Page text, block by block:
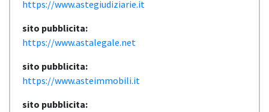
https://www.astegiudiziarie.it
sito pubblicita:
https://www.astalegale.net
sito pubblicita:
https://www.asteimmobili.it
sito pubblicita: